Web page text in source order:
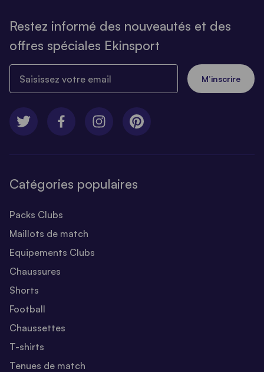
Restez informé des nouveautés et des
offres spéciales Ekinsport
M’inscrire
Catégories populaires
Packs Clubs
Maillots de match
Equipements Clubs
Chaussures
Shorts
Football
Chaussettes
T-shirts
Tenues de match